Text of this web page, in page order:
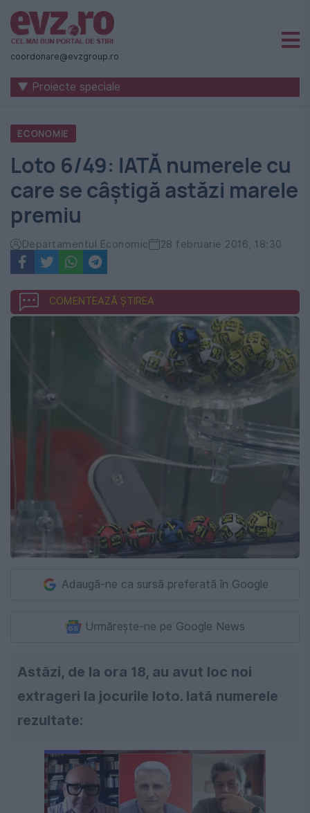
Știri
naționale
internaționale
România
-
Evenimentul
Zilei
coordonare@evzgroup.ro
▼ Proiecte speciale
ECONOMIE
Loto 6/49: IATĂ numerele cu
care se câștigă astăzi marele
premiu
Departamentul Economic 28 februarie 2016, 18:30
COMENTEAZĂ ȘTIREA
Adaugă-ne ca sursă preferată în Google
Urmărește-ne pe Google News
Astăzi, de la ora 18, au avut loc noi
extrageri la jocurile loto. Iată numerele
rezultate: